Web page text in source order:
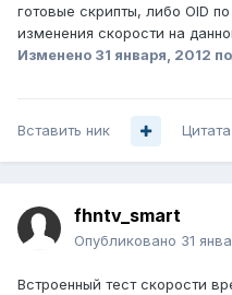
готовые скрипты, либо OID
изменения скорости на
Изменено 31 января, 2012
Вставить ник Цитата
fhntv_smart
Опубликовано 31
Встроенный тест скорости